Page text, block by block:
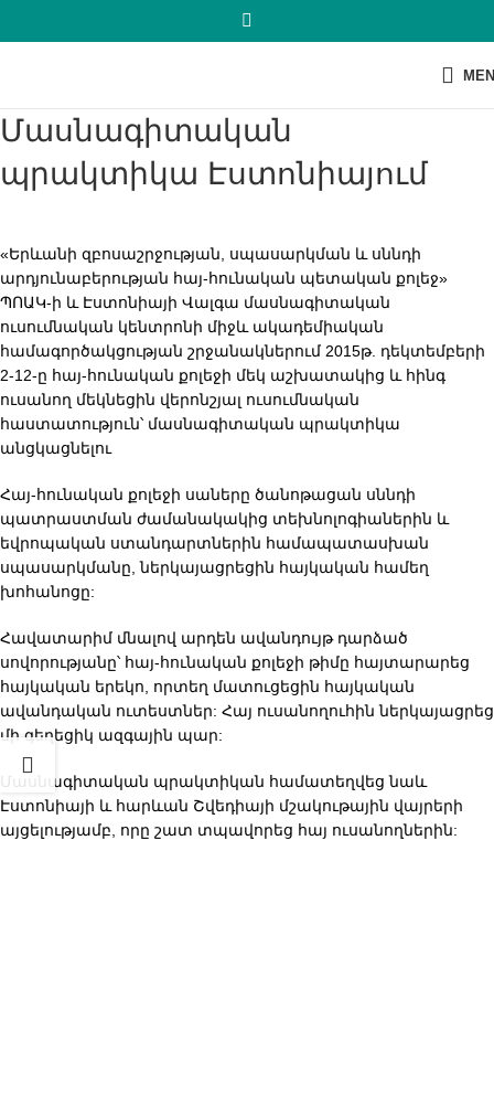
Մասնագիտական
պրակտիկա Էստոնիայում
«Երևանի զբոսաշրջության, սպասարկման և սննդի
արդյունաբերության հայ-հունական պետական քոլեջ»
ՊՈԱԿ-ի և Էստոնիայի Վալգա մասնագիտական
ուսումնական կենտրոնի միջև ակադեմիական
համագործակցության շրջանակներում 2015թ. դեկտեմբերի
2-12-ը հայ-հունական քոլեջի մեկ աշխատակից և հինգ
ուսանող մեկնեցին վերոնշյալ ուսումնական
հաստատություն՝ մասնագիտական պրակտիկա
անցկացնելու
Հայ-հունական քոլեջի սաները ծանոթացան սննդի
պատրաստման ժամանակակից տեխնոլոգիաներին և
եվրոպական ստանդարտներին համապատասխան
սպասարկմանը, ներկայացրեցին հայկական համեղ
խոհանոցը:
Հավատարիմ մնալով արդեն ավանդույթ դարձած
սովորությանը՝ հայ-հունական քոլեջի թիմը հայտարարեց
հայկական երեկո, որտեղ մատուցեցին հայկական
ավանդական ուտեստներ: Հայ ուսանողուհին ներկայացրեց
մի գեղեցիկ ազգային պար:
Մասնագիտական պրակտիկան համատեղվեց նաև
Էստոնիայի և հարևան Շվեդիայի մշակութային վայրերի
այցելությամբ, որը շատ տպավորեց հայ ուսանողներին: